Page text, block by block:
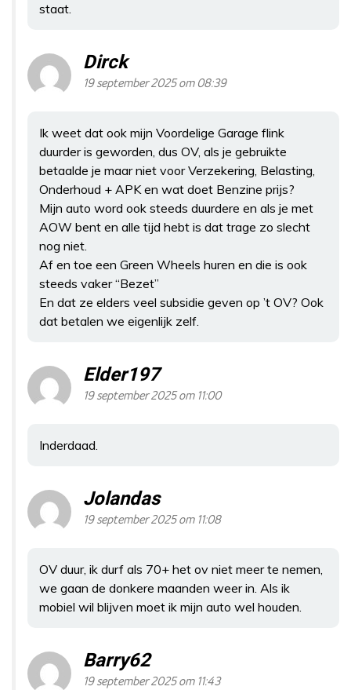
staat.
Dirck
19 september 2025 om 08:39
Ik weet dat ook mijn Voordelige Garage flink
duurder is geworden, dus OV, als je gebruikte
betaalde je maar niet voor Verzekering, Belasting,
Onderhoud + APK en wat doet Benzine prijs?
Mijn auto word ook steeds duurdere en als je met
AOW bent en alle tijd hebt is dat trage zo slecht
nog niet.
Af en toe een Green Wheels huren en die is ook
steeds vaker “Bezet”
En dat ze elders veel subsidie geven op ’t OV? Ook
dat betalen we eigenlijk zelf.
Elder197
19 september 2025 om 11:00
Inderdaad.
Jolandas
19 september 2025 om 11:08
OV duur, ik durf als 70+ het ov niet meer te nemen,
we gaan de donkere maanden weer in. Als ik
mobiel wil blijven moet ik mijn auto wel houden.
Barry62
19 september 2025 om 11:43